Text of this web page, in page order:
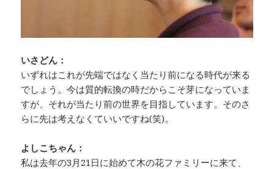
いさどん：
いずれはこれが先端ではなく当たり前になる時代が来る
でしょう。今は質的転換の時だからこそ芽になっていま
すが、それが当たり前の世界を目指しています。そのさ
らに先は考えなくていいですね(笑)。
よしこちゃん：
私は去年の3月21日に始めて木の花ファミリーに来て、